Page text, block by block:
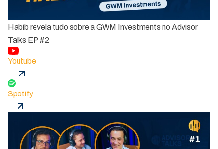
Habib revela tudo sobre a GWM Investments no Advisor
Talks EP #2
Youtube
Spotify